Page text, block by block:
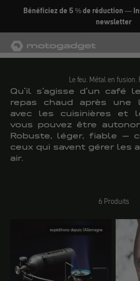
Aller au contenu
Bénéficiez de 5 % de réduction —
newsletter
motogadget GmbH
Cuisine
Le feu. Métal en fusion.
Qu'il s'agisse d'un café
repas chaud après une
avec les cuisinières et
vous pouvez être
Robuste, léger, fiable –
ceux qui savent gérer les
air.
6 Produits
expéditions depuis l'Allemagne